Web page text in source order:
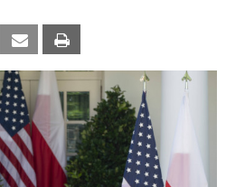
Xing Email